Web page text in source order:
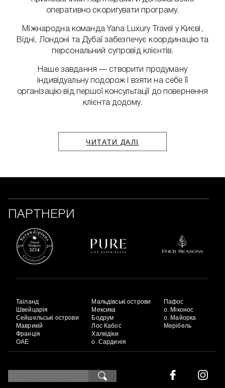
оперативно скоригувати програму.
Міжнародна команда Yana Luxury Travel у Києві,
Відні, Лондоні та Дубаї забезпечує координацію та
персональний супровід клієнтів.
Наше завдання — створити продуману
індивідуальну подорож і взяти на себе її
організацію від першої консультації до повернення
клієнта додому.
ЧИТАТИ ДАЛІ
ПАРТНЕРИ
Таїланд
Швейцарія
Сейшельські острови
Маврикій
Франція
ОАЕ
Мальдівські острови
Мексика
Бодрум
Лос Кабос
Халкідіки
о. Сардинія
Пафос
о. Міконос
о. Майорка
Мерібель